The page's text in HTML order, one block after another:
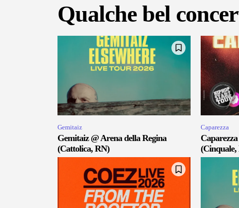
Qualche bel
Gemitaiz
Gemitaiz @ Arena della Regina
(Cattolica, RN)
Caparezza
(Cinquale,